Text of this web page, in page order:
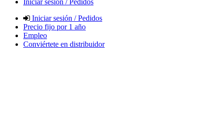
Iniciar sesión / Pedidos
Iniciar sesión / Pedidos
Precio fijo por 1 año
Empleo
Conviértete en distribuidor